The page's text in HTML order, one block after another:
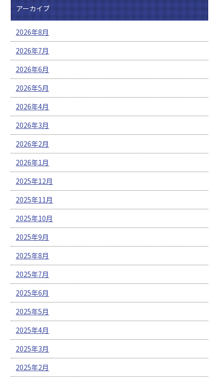
アーカイブ
2026年8月
2026年7月
2026年6月
2026年5月
2026年4月
2026年3月
2026年2月
2026年1月
2025年12月
2025年11月
2025年10月
2025年9月
2025年8月
2025年7月
2025年6月
2025年5月
2025年4月
2025年3月
2025年2月